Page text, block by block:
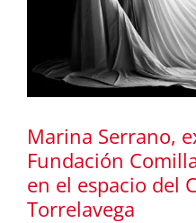
Marina Serrano,
Fundación
en el espacio del
Torrelavega